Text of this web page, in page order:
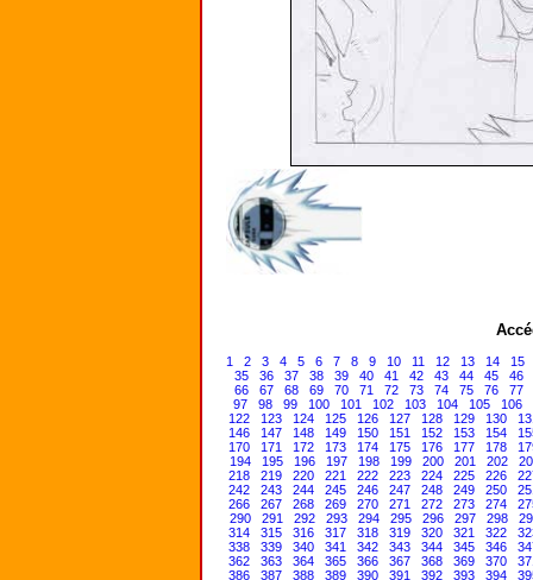
1 2 3 4 5 6 7 8 9 10 11 12 13 14
15
35
36 37 38 39 40 41 42 43 44 45
46
66
67 68 69 70 71 72 73 74 75 76
77
97
98 99 100 101 102 103 104 105
106
122
123 124 125 126 127 128 129 130
146
147 148 149 150 151 152 153 154
170
171 172 173 174 175 176 177 178
194
195 196 197 198 199 200 201 202
218
219 220 221 222 223 224 225 226
242
243 244 245 246 247 248 249 250
266
267 268 269 270 271 272 273 274
290
291 292 293 294 295 296 297 298
314
315 316 317 318 319 320 321 322
338
339 340 341 342 343 344 345 346
362
363 364 365 366 367 368 369 370
386
387 388 389 390 391 392 393 394